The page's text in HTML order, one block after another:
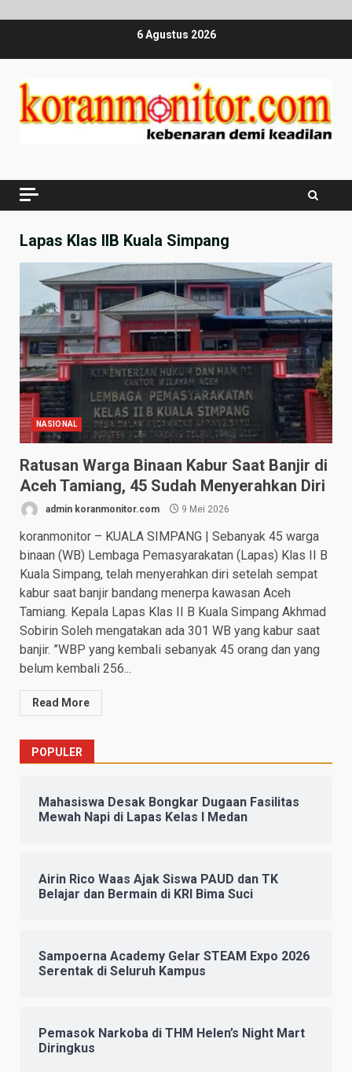
6 Agustus 2026
Lapas Klas IIB Kuala Simpang
NASIONAL
Ratusan Warga Binaan Kabur Saat Banjir di
Aceh Tamiang, 45 Sudah Menyerahkan Diri
admin koranmonitor.com 9 Mei 2026
koranmonitor – KUALA SIMPANG | Sebanyak 45 warga
binaan (WB) Lembaga Pemasyarakatan (Lapas) Klas II B
Kuala Simpang, telah menyerahkan diri setelah sempat
kabur saat banjir bandang menerpa kawasan Aceh
Tamiang. Kepala Lapas Klas II B Kuala Simpang Akhmad
Sobirin Soleh mengatakan ada 301 WB yang kabur saat
banjir. ⁠”WBP yang kembali sebanyak 45 orang dan yang
belum kembali 256...
Read More
POPULER
Mahasiswa Desak Bongkar Dugaan Fasilitas
Mewah Napi di Lapas Kelas I Medan
Airin Rico Waas Ajak Siswa PAUD dan TK
Belajar dan Bermain di KRI Bima Suci
Sampoerna Academy Gelar STEAM Expo 2026
Serentak di Seluruh Kampus
Pemasok Narkoba di THM Helen’s Night Mart
Diringkus